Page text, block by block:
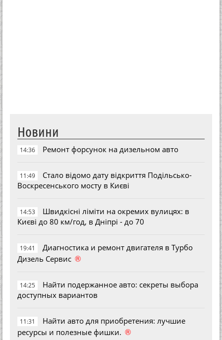
Новини
14:36 Ремонт форсунок на дизельном авто
11:49
Стало відомо дату відкриття Подільсько-
Воскресенського мосту в Києві
14:53
Швидкісні ліміти на окремих вулицях: в
Києві до 80 км/год, в Дніпрі - до 70
19:41
Диагностика и ремонт двигателя в Турбо
Дизель Сервис ®
14:25
Найти подержанное авто: секреты выбора
доступных вариантов
11:31
Найти авто для приобретения: лучшие
ресурсы и полезные фишки. ®